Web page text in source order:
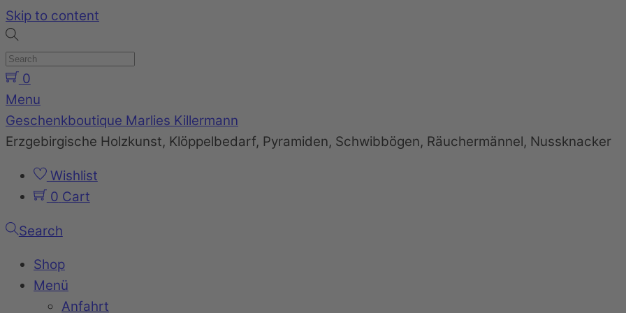
Skip to content
0
Menu
Geschenkboutique Marlies Killermann
Erzgebirgische Holzkunst, Klöppelbedarf, Pyramiden, Schwibbögen, Räuchermännel, Nussknacker
Wishlist
0 Cart
Search
Shop
Menü
Anfahrt